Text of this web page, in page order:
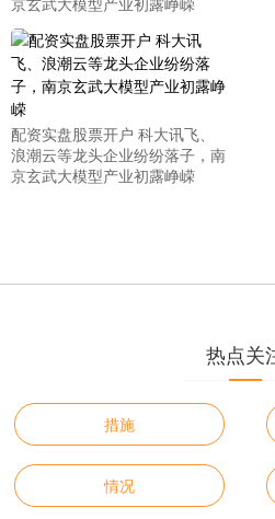
配资实盘股票开户 科大讯飞、
浪潮云等龙头企业纷纷落子，南
京玄武大模型产业初露峥嵘
热点关
措施
情况